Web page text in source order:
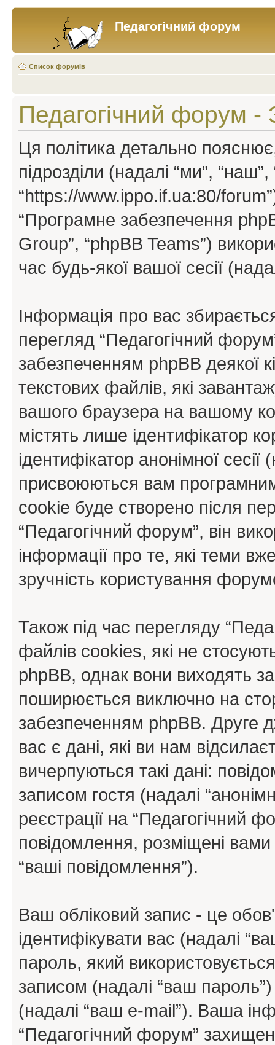
Педагогічний форум
Список форумів
Педагогічний форум -
Ця політика детально
підрозділи (надалі “ми”,
“https://www.ippo.if.ua:80/forum”)
“Програмне забезпечення
Group”, “phpBB Teams”)
час будь-якої вашої сесії
Інформація про вас
перегляд “Педагогічний
забезпеченням phpBB деякої
текстових файлів, які
вашого браузера на вашому
містять лише ідентифікатор
ідентифікатор анонімної
присвоюються вам
cookie буде створено після
“Педагогічний форум”, він
інформації про те, які теми
зручність користування
Також під час перегляду
файлів cookies, які не
phpBB, однак вони виходять
поширюється виключно на
забезпеченням phpBB. Друге
вас є дані, які ви нам
вичерпуються такі дані:
записом гостя (надалі
реєстрації на “Педагогічний
повідомлення, розміщені вами
“ваші повідомлення”).
Ваш обліковий запис - це
ідентифікувати вас (надалі
пароль, який
записом (надалі “ваш
(надалі “ваш e-mail”). Ваша
“Педагогічний форум”